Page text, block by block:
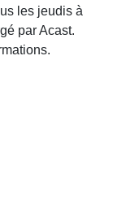
les jeudis à
par Acast.